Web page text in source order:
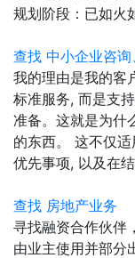
规划阶段：已如火
查找 中小企业咨
我的理由是我的客
标准服务, 而是支
准备。这就是为什
的东西。 这不仅
优先事项, 以及在
查找 房地产业务
寻找融资合作伙伴
由业主使用并部分